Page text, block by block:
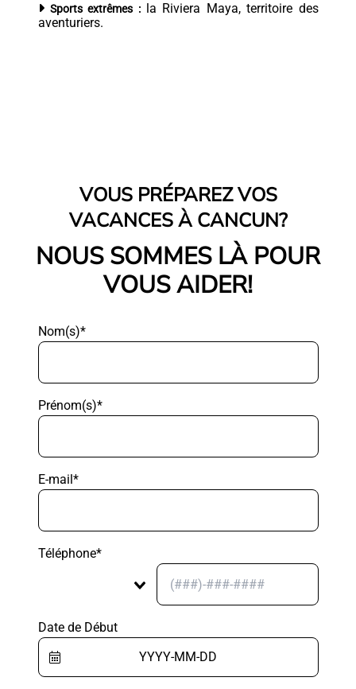
Sports extrêmes :la Riviera Maya, territoire des
aventuriers.
VOUS PRÉPAREZ VOS
VACANCES À CANCUN?
NOUS SOMMES LÀ POUR
VOUS AIDER!
Nom(s)*
Prénom(s)*
E-mail*
Téléphone*
Date de Début